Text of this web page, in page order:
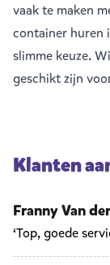
vaak te maken
container huren
slimme keuze.
geschikt zijn
Klanten
Franny Van
‘Top, goede